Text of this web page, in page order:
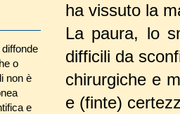
ha vissuto la
La paura, lo
difficili da
chirurgiche e
e (finte)
o
non è
e